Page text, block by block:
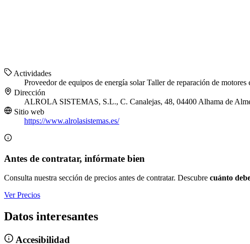
Actividades
Proveedor de equipos de energía solarTaller de reparación de motores
Dirección
ALROLA SISTEMAS, S.L., C. Canalejas, 48, 04400 Alhama de
Sitio web
https://www.alrolasistemas.es/
Antes de contratar, infórmate bien
Consulta nuestra sección de precios antes de contratar. Descubre cuánto
Ver Precios
Datos interesantes
Accesibilidad